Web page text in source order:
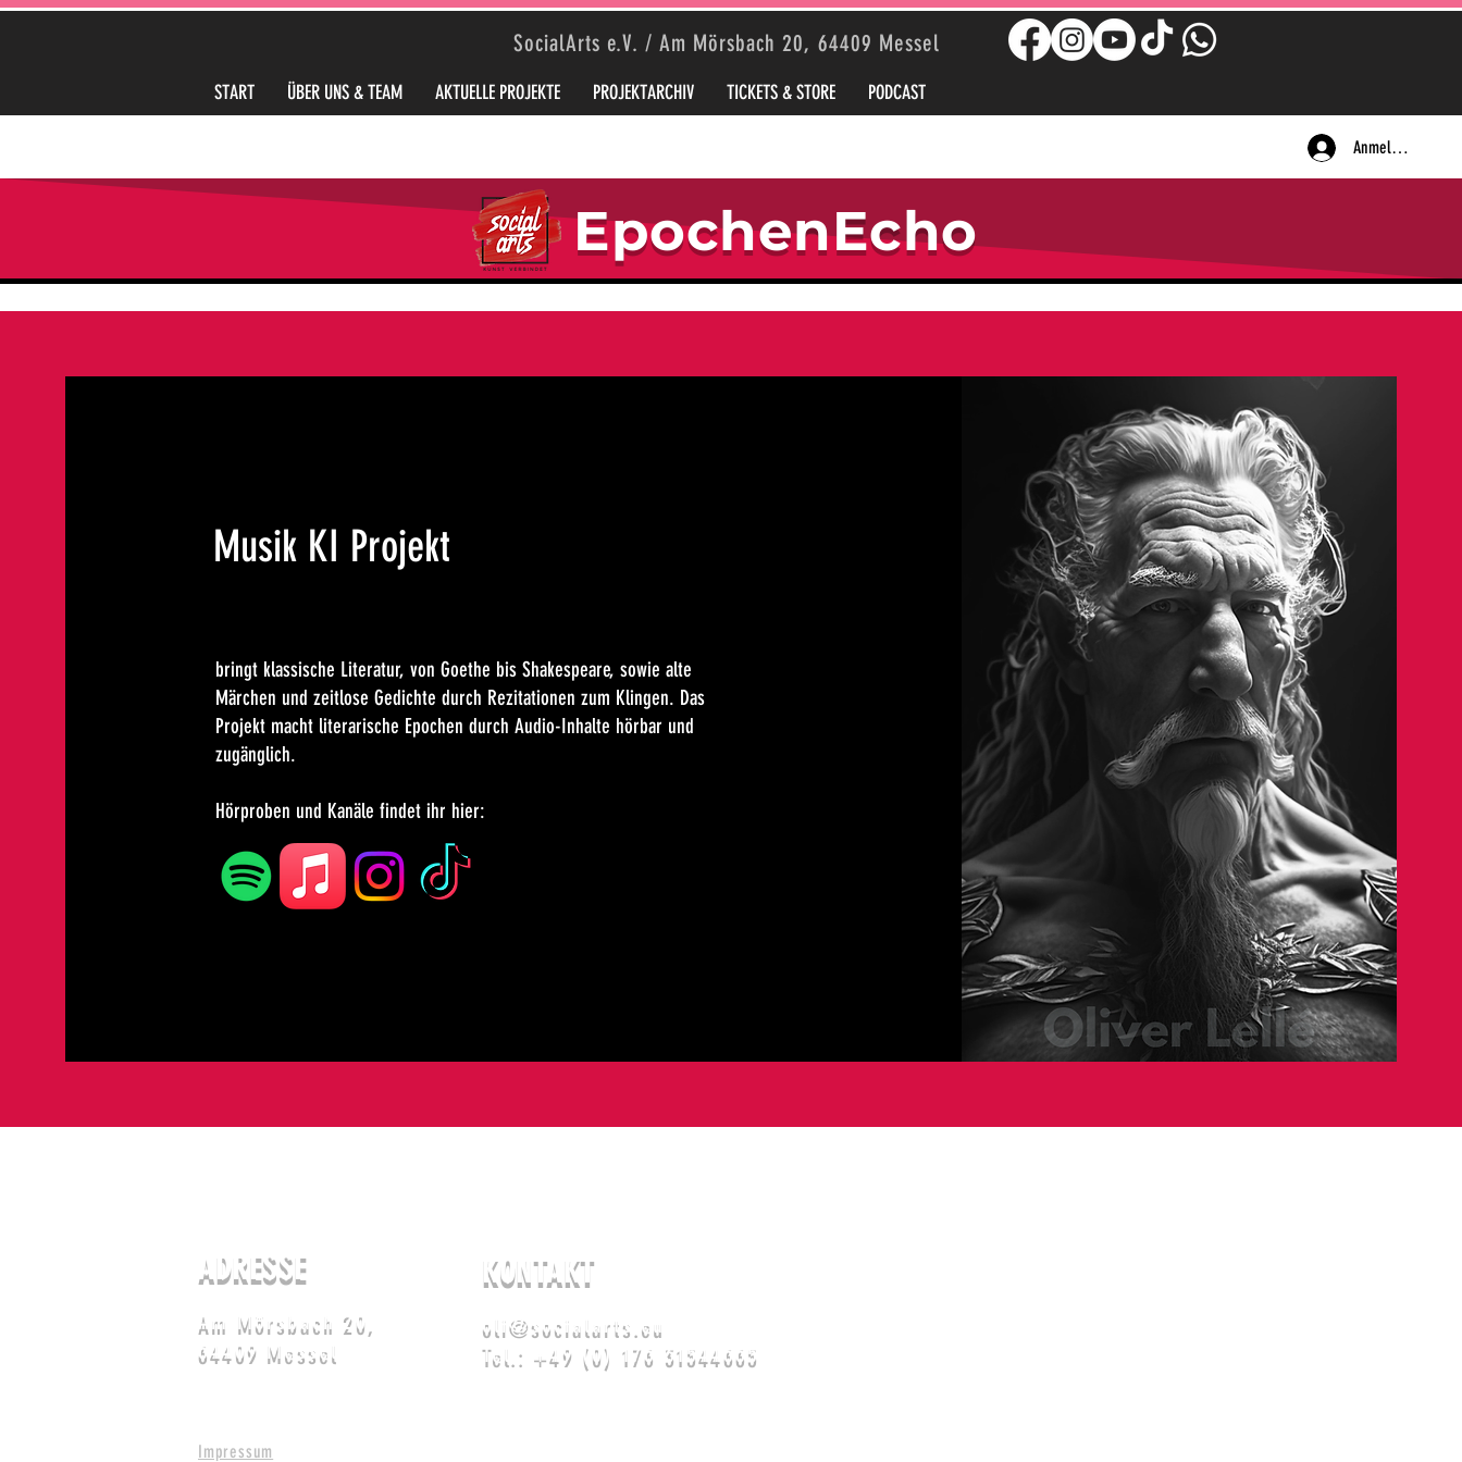
SocialArts e.V. / Am Mörsbach 20, 64409 Messel
START ÜBER UNS & TEAM AKTUELLE PROJEKTE PROJEKTARCHIV TICKETS & STORE PODCAST
Anmelden
EpochenEcho
Musik KI Projekt
bringt klassische Literatur, von Goethe bis Shakespeare, sowie alte
Märchen und zeitlose Gedichte durch Rezitationen zum Klingen. Das
Projekt macht literarische Epochen durch Audio-Inhalte hörbar und
zugänglich.
Hörproben und Kanäle findet ihr hier:
ADRESSE
Am Mörsbach 20,
64409 Messel
KONTAKT
oli@socialarts.eu
Tel.: +49 (0) 176 31544665
Impressum